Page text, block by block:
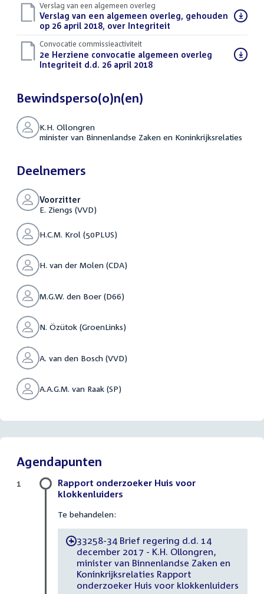
Verslag van een algemeen overleg
Download
bestand:
Verslag van een algemeen overleg, gehouden
op 26 april 2018, over Integriteit
Convocatie commissieactiviteit
Download
bestand:
2e Herziene convocatie algemeen overleg
Integriteit d.d. 26 april 2018(PDF)
Bewindsperso(o)n(en)
K.H. Ollongren
minister van Binnenlandse Zaken en Koninkrijksrelaties
Deelnemers
Voorzitter
E. Ziengs (VVD)
H.C.M. Krol (50PLUS)
H. van der Molen (CDA)
M.G.W. den Boer (D66)
N. Özütok (GroenLinks)
A. van den Bosch (VVD)
A.A.G.M. van Raak (SP)
Agendapunten
Rapport onderzoeker Huis voor
klokkenluiders
Te behandelen:
-33258-34 Brief regering d.d. 14
december 2017 - K.H. Ollongren,
minister van Binnenlandse Zaken en
Koninkrijksrelaties Rapport
onderzoeker Huis voor klokkenluiders
1